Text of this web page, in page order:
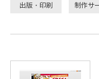
出版・印刷 制作サ